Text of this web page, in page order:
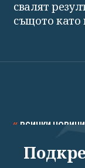
свалят
същото като
ВСИЧКИ НОВИНИ
СПОРТ